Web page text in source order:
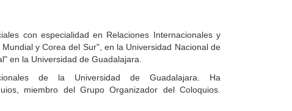
con especialidad en Relaciones Internacionales y
y Corea del Sur", en la Universidad Nacional de
en la Universidad de Guadalajara.
de la Universidad de Guadalajara. Ha
miembro del Grupo Organizador del Coloquios.